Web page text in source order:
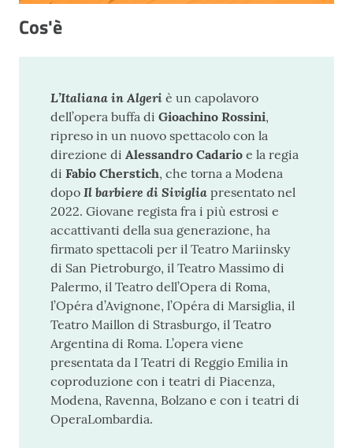
Cos'è
L’Italiana in Algeri è un capolavoro
dell’opera buffa di Gioachino Rossini,
ripreso in un nuovo spettacolo con la
direzione di Alessandro Cadario e la regia
di Fabio Cherstich, che torna a Modena
dopo Il barbiere di Siviglia presentato nel
2022. Giovane regista fra i più estrosi e
accattivanti della sua generazione, ha
firmato spettacoli per il Teatro Mariinsky
di San Pietroburgo, il Teatro Massimo di
Palermo, il Teatro dell’Opera di Roma,
l’Opéra d’Avignone, l’Opéra di Marsiglia, il
Teatro Maillon di Strasburgo, il Teatro
Argentina di Roma. L’opera viene
presentata da I Teatri di Reggio Emilia in
coproduzione con i teatri di Piacenza,
Modena, Ravenna, Bolzano e con i teatri di
OperaLombardia.